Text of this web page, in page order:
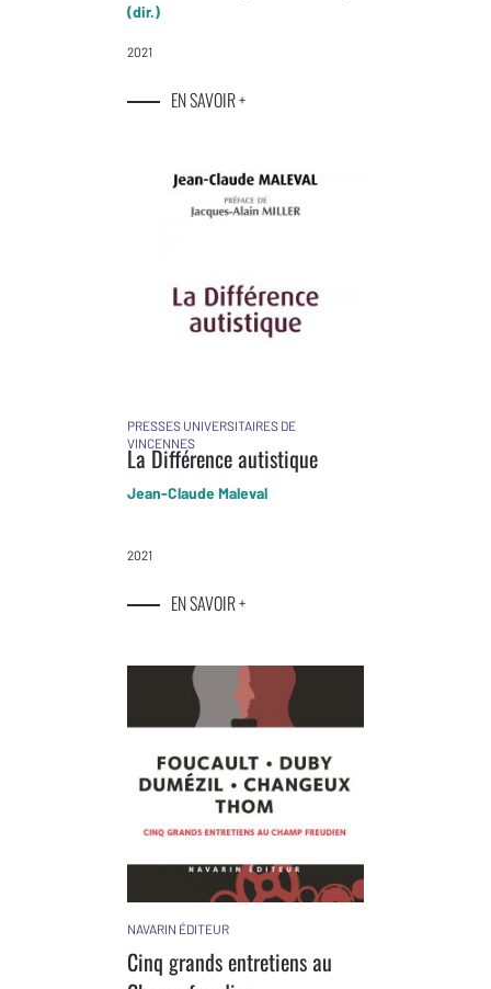
(dir.)
2021
EN SAVOIR +
PRESSES UNIVERSITAIRES DE
VINCENNES
La Différence autistique
Jean-Claude Maleval
2021
EN SAVOIR +
NAVARIN ÉDITEUR
Cinq grands entretiens au